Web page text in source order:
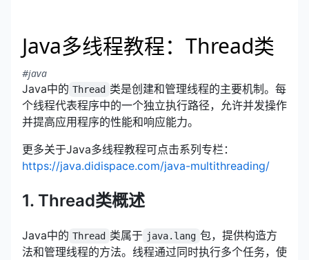
Java多线程教程：Thread类
#java
Java中的 Thread 类是创建和管理线程的主要机制。每
个线程代表程序中的一个独立执行路径，允许并发操作
并提高应用程序的性能和响应能力。
更多关于Java多线程教程可点击系列专栏：
https://java.didispace.com/java-multithreading/
1. Thread类概述
Java中的 Thread 类属于 java.lang 包，提供构造方
法和管理线程的方法。线程通过同时执行多个任务，使